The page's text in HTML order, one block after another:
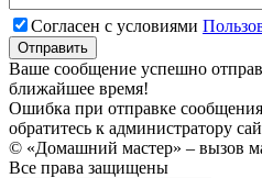
Согласен с условиями
Ваше сообщение успешно
ближайшее время!
Ошибка при отправке
обратитесь к администратору
© «Домашний мастер» – вызов
Все права защищены